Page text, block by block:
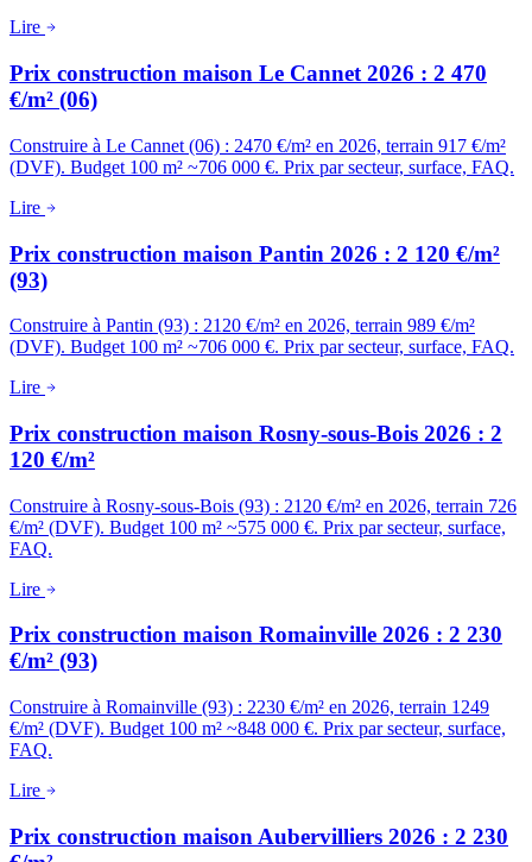
Lire
Prix construction maison Le Cannet 2026 : 2 470
€/m² (06)
Construire à Le Cannet (06) : 2470 €/m² en 2026, terrain 917 €/m²
(DVF). Budget 100 m² ~706 000 €. Prix par secteur, surface, FAQ.
Lire
Prix construction maison Pantin 2026 : 2 120 €/m²
(93)
Construire à Pantin (93) : 2120 €/m² en 2026, terrain 989 €/m²
(DVF). Budget 100 m² ~706 000 €. Prix par secteur, surface, FAQ.
Lire
Prix construction maison Rosny-sous-Bois 2026 : 2
120 €/m²
Construire à Rosny-sous-Bois (93) : 2120 €/m² en 2026, terrain 726
€/m² (DVF). Budget 100 m² ~575 000 €. Prix par secteur, surface,
FAQ.
Lire
Prix construction maison Romainville 2026 : 2 230
€/m² (93)
Construire à Romainville (93) : 2230 €/m² en 2026, terrain 1249
€/m² (DVF). Budget 100 m² ~848 000 €. Prix par secteur, surface,
FAQ.
Lire
Prix construction maison Aubervilliers 2026 : 2 230